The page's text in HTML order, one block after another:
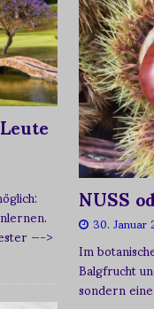
—->
NUSS
30. Januar
Im
Balgfrucht
sondern eine